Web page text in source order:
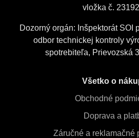
vložka č.
Dozorný orgán: Inšpektorát SOI
odbor technickej kontroly
spotrebiteľa, Prievozská
Všetko o
Obchodné
Doprava a
Záručné a reklamačné